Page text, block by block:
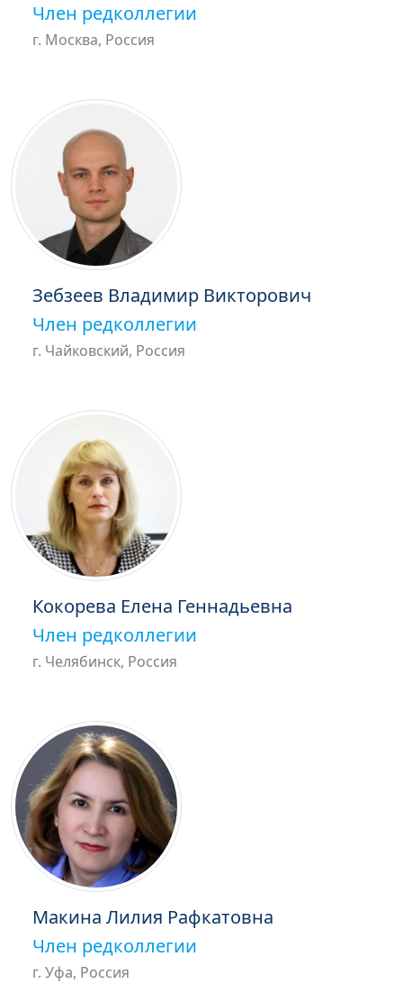
Член редколлегии
г. Москва, Россия
Зебзеев Владимир Викторович
Член редколлегии
г. Чайковский, Россия
Кокорева Елена Геннадьевна
Член редколлегии
г. Челябинск, Россия
Макина Лилия Рафкатовна
Член редколлегии
г. Уфа, Россия